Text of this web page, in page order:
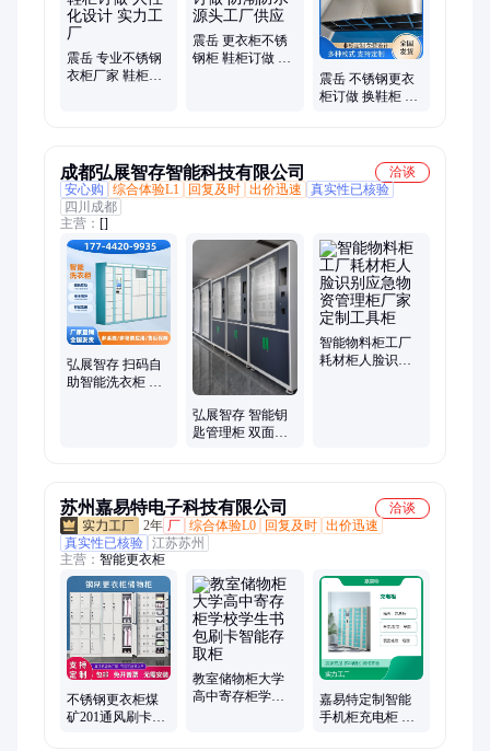
车、皮带防滑、包装车间、仓储货架、定制皮带
震岳 专业不锈钢
衣柜厂家 鞋柜订
震岳 更衣柜不锈
钢柜 鞋柜订做 防
震岳 不锈钢更衣
柜订做 换鞋柜 按
成都弘展智存智能科技有限公司
洽谈
安心购
综合体验L1 回复及时 出价迅速
真实性已核验
四川成都
主营： []
弘展智存 扫码自
助智能洗衣柜 高
弘展智存 智能钥
匙管理柜 双面设
智能物料柜工厂
耗材柜人脸识别
苏州嘉易特电子科技有限公司
洽谈
2年 厂 综合体验L0 回复及时 出价迅速
真实性已核验 江苏苏州
主营： 智能更衣柜
不锈钢更衣柜煤
矿201通风刷卡鞋
教室储物柜大学
高中寄存柜学校
嘉易特定制智能
手机柜充电柜 单